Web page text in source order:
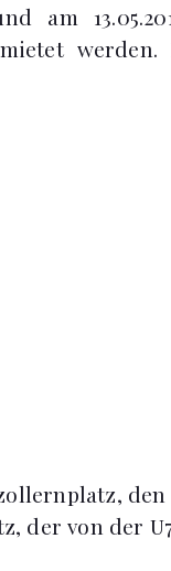
am
werden.
den
der von der